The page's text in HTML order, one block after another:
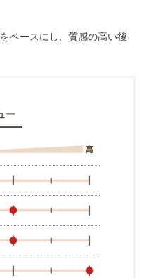
ベースにし、質感の高い後
ー